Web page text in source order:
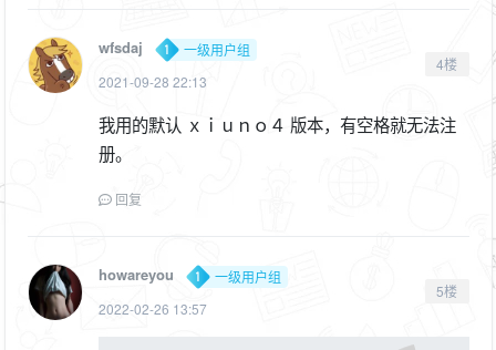
wfsdaj
一级用户组
2021-09-28 22:13
4楼
我用的默认 ｘｉｕｎｏ４ 版本，有空格就无法注
册。
回复
howareyou
一级用户组
2022-02-26 13:57
5楼